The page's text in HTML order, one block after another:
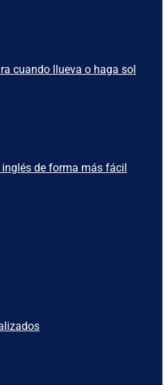
cuando llueva o haga sol
de forma más fácil